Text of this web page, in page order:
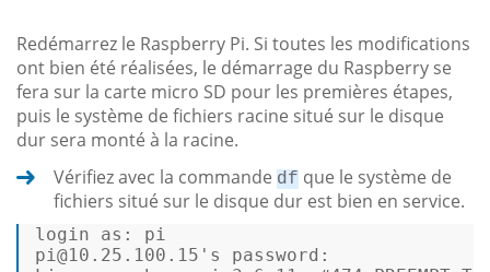
Redémarrez le Raspberry Pi. Si toutes les modifications
ont bien été réalisées, le démarrage du Raspberry se
fera sur la carte micro SD pour les premières étapes,
puis le système de fichiers racine situé sur le disque
dur sera monté à la racine.
Vérifiez avec la commande df que le système de
fichiers situé sur le disque dur est bien en service.
login as : pi
pi@10.25 . 100.15 's password: